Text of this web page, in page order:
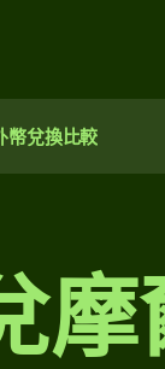
幣兌換比較